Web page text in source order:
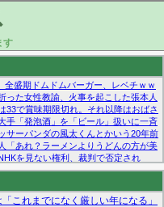
す
全盛期ドムドムバーガー、レベチｗｗ
った女性教諭、火事を起こした張本人
33で賞味期限切れ。それ以降はおばさ
手「発泡酒」を「ビール」扱いに一斉
サーパンダの風太くんとかいう20年前
「あれ？ラーメンよりうどんの方が美
を見ない権利、裁判で否定され
た」(1) 10:【悲報】日本企業の人手不
これまでになく厳しい年になる」